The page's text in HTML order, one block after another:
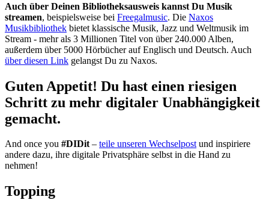
Auch über Deinen Bibliotheksausweis kannst Du Musik
streamen, beispielsweise bei Freegalmusic. Die Naxos
Musikbibliothek bietet klassische Musik, Jazz und Weltmusik im
Stream - mehr als 3 Millionen Titel von über 240.000 Alben,
außerdem über 5000 Hörbücher auf Englisch und Deutsch. Auch
über diesen Link gelangst Du zu Naxos.
Guten Appetit! Du hast einen riesigen
Schritt zu mehr digitaler Unabhängigkeit
gemacht.
And once you #DIDit– teile unseren Wechselpostund inspiriere
andere dazu, ihre digitale Privatsphäre selbst in die Hand zu
nehmen!
Topping